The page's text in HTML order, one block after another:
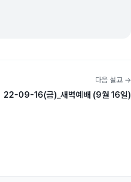
다음 설교 →
22-09-16(금)_새벽예배 (9월 16일)